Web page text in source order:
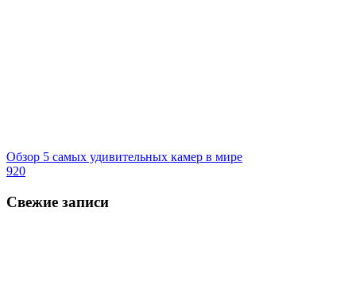
Обзор 5 самых удивительных камер в мире
920
Свежие записи